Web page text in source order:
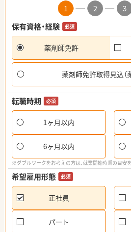
1 2 3
保有資格・経験
必須
薬剤師免許
薬剤師免許取得見込（
転職時期 必須
1ヶ月以内
6ヶ月以内
※ダブルワークをお考えの方は、就業開始時期の目安
希望雇用形態 必須
正社員
パート